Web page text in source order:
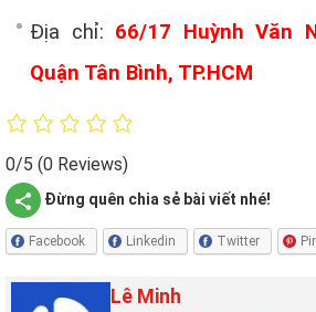
Địa chỉ: 66/17 Huỳnh Văn
Quận Tân Bình, TP.HCM
0/5 (0 Reviews)
Đừng quên chia sẻ bài viết nhé!
Facebook Linkedin Twitter
Lê Minh